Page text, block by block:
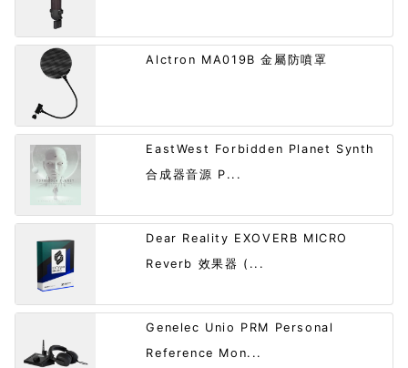
Alctron MA019B 金屬防噴罩
EastWest Forbidden Planet Synth
合成器音源 P...
Dear Reality EXOVERB MICRO
Reverb 效果器 (...
Genelec Unio PRM Personal
Reference Mon...